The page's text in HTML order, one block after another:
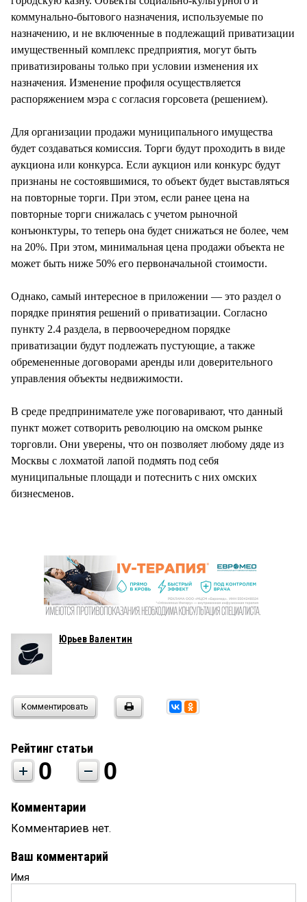
коммунально-бытового назначения, используемые по
назначению, и не включенные в подлежащий приватизации
имущественный комплекс предприятия, могут быть
приватизированы только при условии изменения их
назначения. Изменение профиля осуществляется
распоряжением мэра с согласия горсовета (решением).
Для организации продажи муниципального имущества
будет создаваться комиссия. Торги будут проходить в виде
аукциона или конкурса. Если аукцион или конкурс будут
признаны не состоявшимися, то объект будет выставляться
на повторные торги. При этом, если ранее цена на
повторные торги снижалась с учетом рыночной
конъюнктуры, то теперь она будет снижаться не более, чем
на 20%. При этом, минимальная цена продажи объекта не
может быть ниже 50% его первоначальной стоимости.
Однако, самый интересное в приложении — это раздел о
порядке принятия решений о приватизации. Согласно
пункту 2.4 раздела, в первоочередном порядке
приватизации будут подлежать пустующие, а также
обремененные договорами аренды или доверительного
управления объекты недвижимости.
В среде предпринимателе уже поговаривают, что данный
пункт может сотворить революцию на омском рынке
торговли. Они уверены, что он позволяет любому дяде из
Москвы с лохматой лапой подмять под себя
муниципальные площади и потеснить с них омских
бизнесменов.
Юрьев Валентин
Комментировать
Рейтинг статьи
0 0
Комментарии
Комментариев нет.
Ваш комментарий
Имя